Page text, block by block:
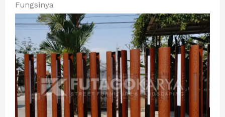
Fungsinya